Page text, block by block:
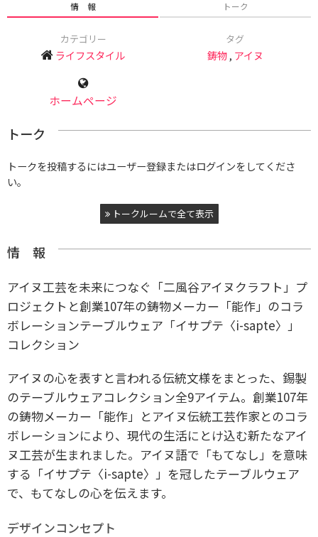
情 報 トーク
カテゴリー
ライフスタイル
タグ
鋳物, アイヌ
ホームページ
トーク
トークを投稿するにはユーザー登録またはログインをしてくださ
い。
トークルームで全て表示
情 報
アイヌ工芸を未来につなぐ「二風谷アイヌクラフト」プ
ロジェクトと創業107年の鋳物メーカー「能作」のコラ
ボレーションテーブルウェア「イサプテ〈i-sapte〉」
コレクション
アイヌの心を表すと言われる伝統文様をまとった、錫製
のテーブルウェアコレクション全9アイテム。創業107年
の鋳物メーカー「能作」とアイヌ伝統工芸作家とのコラ
ボレーションにより、現代の生活にとけ込む新たなアイ
ヌ工芸が生まれました。アイヌ語で「もてなし」を意味
する「イサプテ〈i-sapte〉」を冠したテーブルウェア
で、もてなしの心を伝えます。
​デザインコンセプト